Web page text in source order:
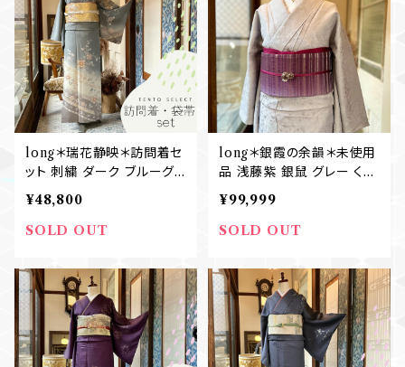
long＊瑞花静映＊訪問着セ
ット 刺繍 ダーク ブルーグレ
ー 卒業式 入学式 訪問着
+袋帯 B566
¥48,800
SOLD OUT
long＊銀霞の余韻＊未使用
品 浅藤紫 銀鼠 グレー くす
みカラー 色無地 B553
¥99,999
SOLD OUT